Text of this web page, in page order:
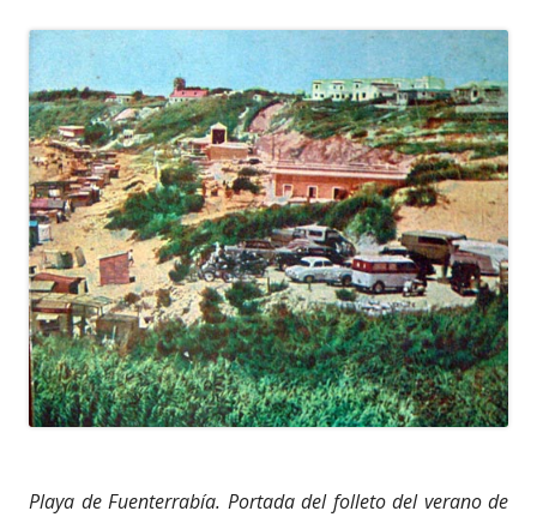
Playa de Fuenterrabía. Portada del folleto del verano de